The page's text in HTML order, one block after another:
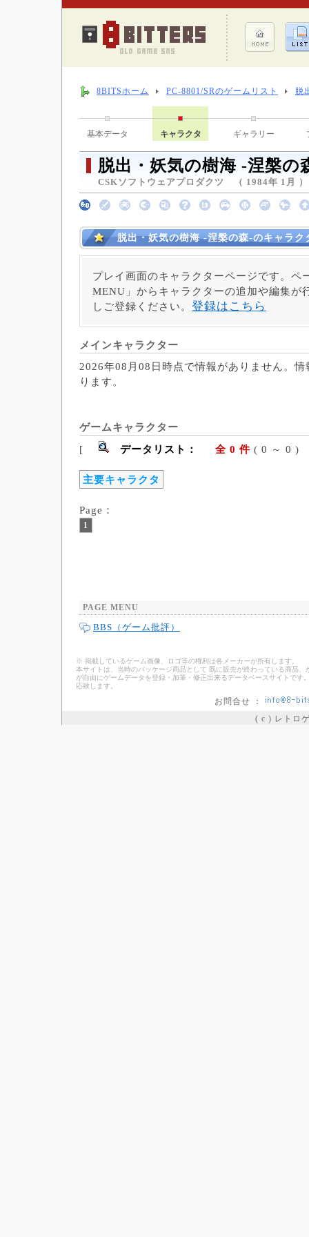
8BITSホーム PC-8801/SRのゲームリスト 脱
基本データ キャラクタ ギャラリー
脱出・妖気の樹海 -涅槃の
CSKソフトウェアプロダクツ （ 1984年 1月 ）
脱出・妖気の樹海 -涅槃の森-のキャラク
プレイ画面のキャラクターページです。ペ
MENU」からキャラクターの追加や編集が
しご登録ください。 登録はこちら
メインキャラクター
2026年08月08日時点で情報がありません。
ります。
ゲームキャラクター
[
データリスト： 全 0 件 ( 0
主要キャラクタ
Page：
1
PAGE MENU
BBS（ゲーム批評）
※ 掲載しているゲーム画像、ロゴ等の権利は各メーカーが所有します。
本サイトは、当時のパッケージ商品として 既に販売が終わっている商品
が自由にゲームデータを登録・加筆・修正出来るデータベースサイトで
応致します。
お問合せ ：
( c ) レトロ